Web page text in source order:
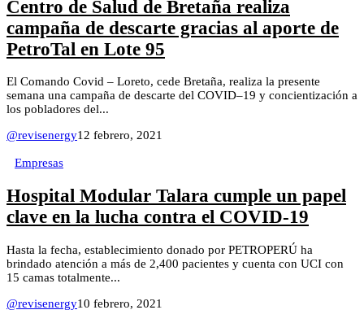
Centro de Salud de Bretaña realiza
campaña de descarte gracias al aporte de
PetroTal en Lote 95
El Comando Covid – Loreto, cede Bretaña, realiza la presente
semana una campaña de descarte del COVID–19 y concientización a
los pobladores del...
@revisenergy12 febrero, 2021
Empresas
Hospital Modular Talara cumple un papel
clave en la lucha contra el COVID-19
Hasta la fecha, establecimiento donado por PETROPERÚ ha
brindado atención a más de 2,400 pacientes y cuenta con UCI con
15 camas totalmente...
@revisenergy10 febrero, 2021